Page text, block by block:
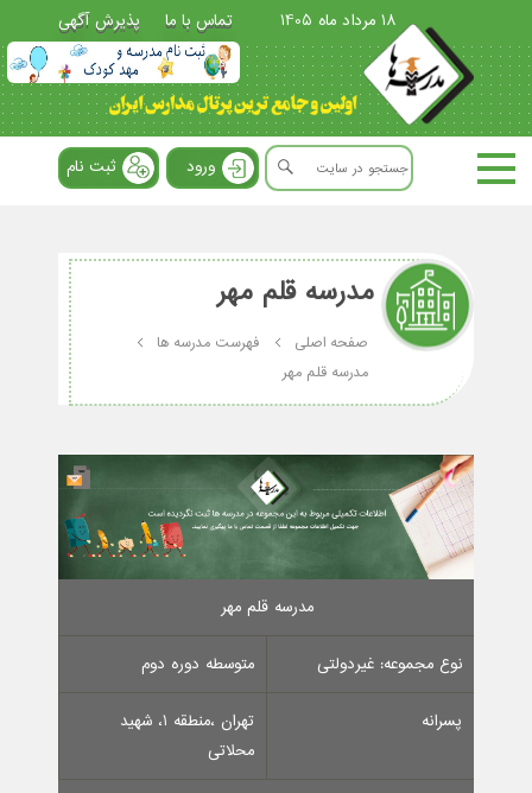
18 مرداد ماه 1405 تماس با ما پذیرش آگهی
ورود ثبت نام
مدرسه قلم مهر
صفحه اصلی
فهرست مدرسه ها
مدرسه قلم مهر
مدرسه قلم مهر
نوع مجموعه: غیردولتی متوسطه دوره دوم
پسرانه
تهران ،منطقه 1، شهید
محلاتی